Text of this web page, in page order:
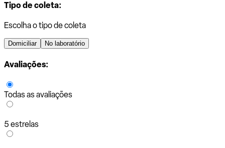
Tipo de coleta:
Escolha o tipo de coleta
Domiciliar No laboratório
Avaliações:
Todas as avaliações
5 estrelas